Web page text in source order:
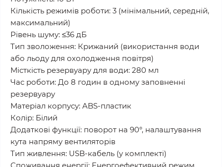
Кількість режимів роботи: 3 (мінімальний, середній,
максимальний)
Рівень шуму: ≤36 дБ
Тип зволоження: Крижаний (використання води
або льоду для охолодження повітря)
Місткість резервуару для води: 280 мл
Час роботи: До 8 годин в одному заповненні
резервуару
Матеріал корпусу: ABS-пластик
Колір: Білий
Додаткові функції: поворот на 90°, налаштування
кута напряму вентиляторів
Тип живлення: USB-кабель (у комплекті)